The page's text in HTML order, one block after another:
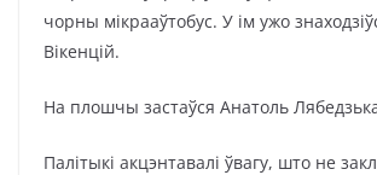
чорны мікрааўтобус. У ім ужо
Вікенцій.
На плошчы застаўся Анатоль
Палітыкі акцэнтавалі ўвагу, што не